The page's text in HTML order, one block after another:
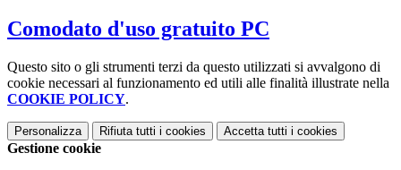
Comodato d'uso gratuito PC
Questo sito o gli strumenti terzi da questo utilizzati si avvalgono di
cookie necessari al funzionamento ed utili alle finalità illustrate nella
COOKIE POLICY.
Personalizza Rifiuta tutti i cookies Accetta tutti i cookies
Gestione cookie